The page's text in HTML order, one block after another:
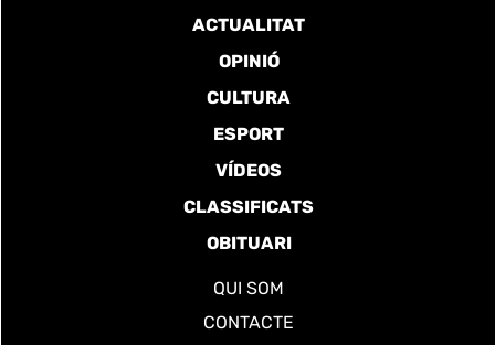
ACTUALITAT
OPINIÓ
CULTURA
ESPORT
VÍDEOS
CLASSIFICATS
OBITUARI
QUI SOM
CONTACTE